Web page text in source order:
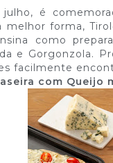
julho, é
melhor forma,
como
e Gorgonzola.
facilmente
com Queijo